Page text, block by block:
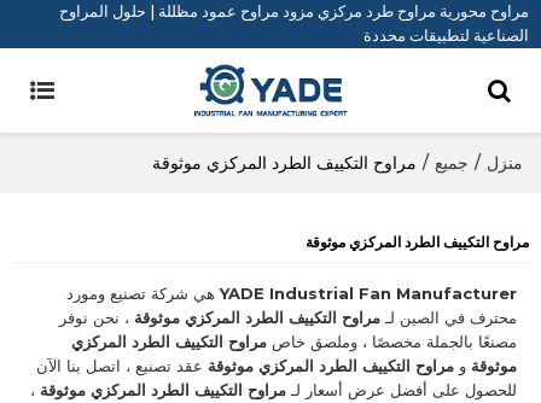
مراوح محورية مراوح طرد مركزي مزود مراوح عمود مظللة | حلول المراوح
الصناعية لتطبيقات محددة
منزل / جميع / مراوح التكييف الطرد المركزي موثوقة
مراوح التكييف الطرد المركزي موثوقة
YADE Industrial Fan Manufacturerهي شركة تصنيع ومورد
محترف في الصين لـ مراوح التكييف الطرد المركزي موثوقة ، نحن نوفر
مصنعًا بالجملة مخصصًا ، وملصق خاص مراوح التكييف الطرد المركزي
موثوقة و مراوح التكييف الطرد المركزي موثوقة عقد تصنيع ، اتصل بنا الآن
للحصول على أفضل عرض أسعار لـ مراوح التكييف الطرد المركزي موثوقة ،